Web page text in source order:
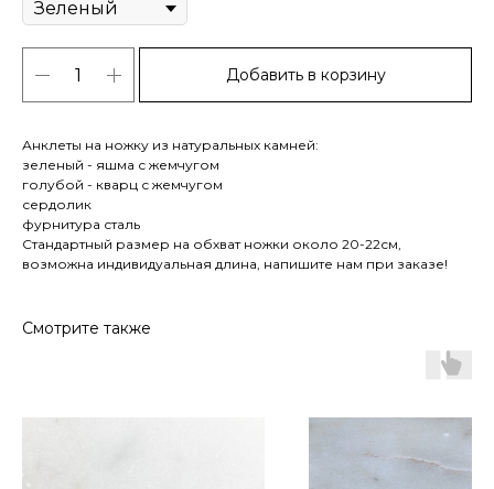
Добавить в корзину
Анклеты на ножку из натуральных камней:
зеленый - яшма с жемчугом
голубой - кварц с жемчугом
сердолик
фурнитура сталь
Стандартный размер на обхват ножки около 20-22см,
возможна индивидуальная длина, напишите нам при заказе!
Смотрите также